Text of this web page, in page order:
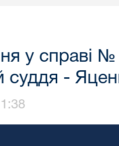
у справі
суддя -